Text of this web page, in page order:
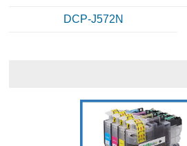
DCP-J572N